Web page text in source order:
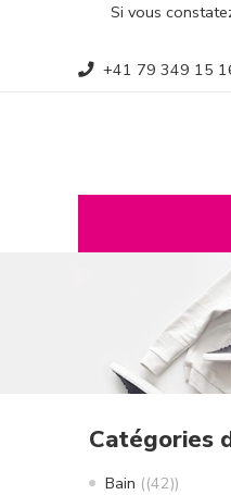
Si vous
+41 79 349 15
Catégories
Bain (42)